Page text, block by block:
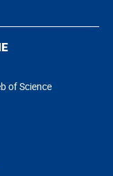
of Science